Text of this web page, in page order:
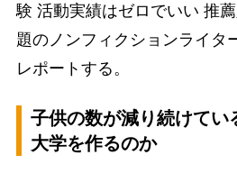
験 活動実績はゼロでいい 推
題のノンフィクションライタ
レポートする。
子供の数が減り続けてい
大学を作るのか